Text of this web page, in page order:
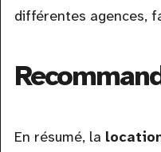
différentes agences,
En résumé, la